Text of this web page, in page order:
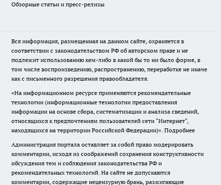
Обзорные статьи и пресс-релизы
Вся информация, размещенная на данном сайте, охраняется в
соответствии с законодательством РФ об авторском праве и не
подлежит использованию кем-либо в какой бы то ни было форме, в
том числе воспроизведению, распространению, переработке не иначе
как с письменного разрешения правообладателя.
«На информационном ресурсе применяются рекомендательные
технологии (информационные технологии предоставления
информации на основе сбора, систематизации и анализа сведений,
относящихся к предпочтениям пользователей сети "Интернет",
находящихся на территории Российской Федерации)». Подробнее
Администрация портала оставляет за собой право модерировать
комментарии, исходя из соображений сохранения конструктивности
обсуждения тем и соблюдения законодательства РФ и
рекомендательных технологий. На сайте не допускаются
комментарии, содержащие нецензурную брань, разжигающие